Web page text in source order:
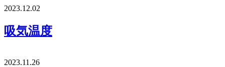
2023.12.02
吸気温度
2023.11.26